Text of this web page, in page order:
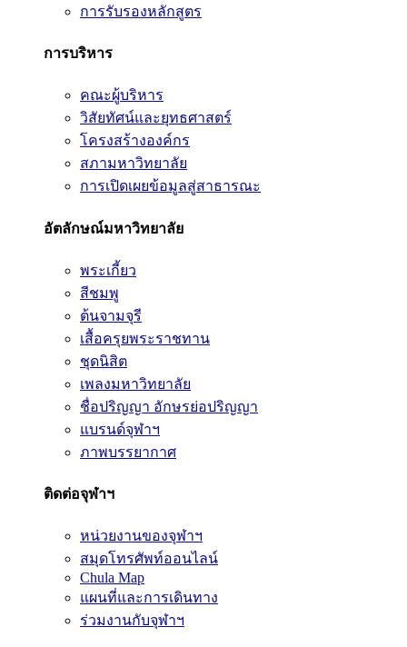
การรับรองหลักสูตร
การบริหาร
คณะผู้บริหาร
วิสัยทัศน์และยุทธศาสตร์
โครงสร้างองค์กร
สภามหาวิทยาลัย
การเปิดเผยข้อมูลสู่สาธารณะ
อัตลักษณ์มหาวิทยาลัย
พระเกี้ยว
สีชมพู
ต้นจามจุรี
เสื้อครุยพระราชทาน
ชุดนิสิต
เพลงมหาวิทยาลัย
ชื่อปริญญา อักษรย่อปริญญา
แบรนด์จุฬาฯ
ภาพบรรยากาศ
ติดต่อจุฬาฯ
หน่วยงานของจุฬาฯ
สมุดโทรศัพท์ออนไลน์
Chula Map
แผนที่และการเดินทาง
ร่วมงานกับจุฬาฯ